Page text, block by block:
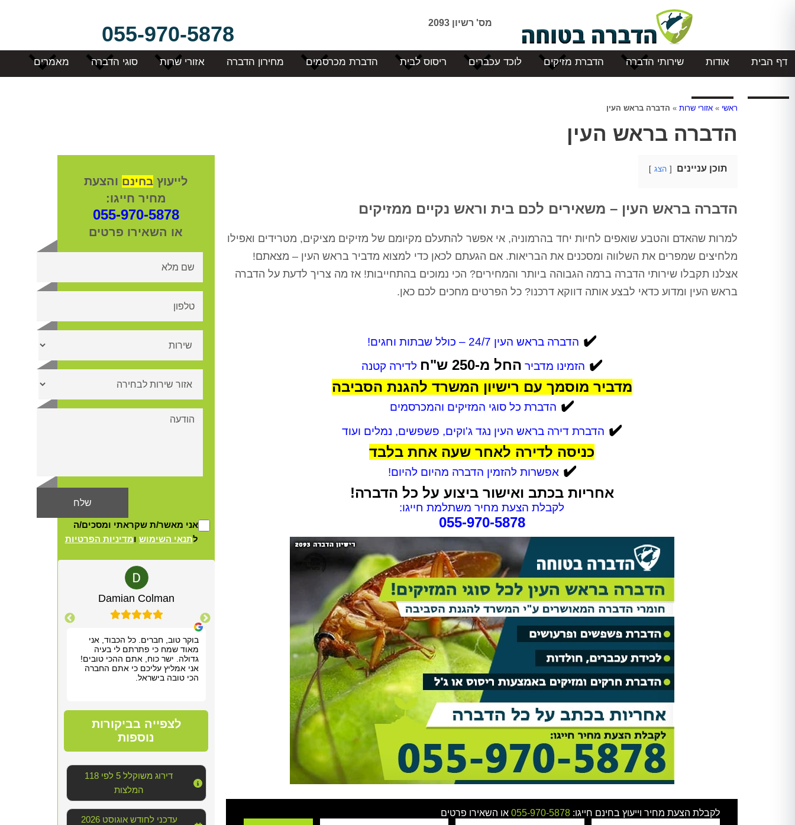
מס' רשיון 2093 055-970-5878
דף הבית אודות שירותי הדברה הדברת מזיקים לוכד עכברים ריסוס לבית הדברת מכרסמים מחירון הדברה אזורי שרות סוגי הדברה מאמרים
ראשי » אזורי שרות » הדברה בראש העין
הדברה בראש העין
תוכן עניינים הצג
הדברה בראש העין – משאירים לכם בית וראש נקיים ממזיקים
למרות שהאדם והטבע שואפים לחיות יחד בהרמוניה, אי אפשר להתעלם מקיומם של מזיקים מציקים, מטרידים ואפילו
מלחיצים שמפרים את השלווה ומסכנים את הבריאות. אם הגעתם לכאן כדי למצוא מדביר בראש העין – מצאתם!
אצלנו תקבלו שירותי הדברה ברמה הגבוהה ביותר והמחירים? הכי נמוכים בהתחייבות! אז מה צריך לדעת על הדברה
בראש העין ומדוע כדאי לבצע אותה דווקא דרכנו? כל הפרטים מחכים לכם כאן.
✔️ הדברה בראש העין 24/7 – כולל שבתות וחגים!
✔️ הזמינו מדביר החל מ-250 ש"ח לדירה קטנה
מדביר מוסמך עם רישיון המשרד להגנת הסביבה
✔️ הדברת כל סוגי המזיקים והמכרסמים
✔️ הדברת דירה בראש העין נגד ג'וקים, פשפשים, נמלים ועוד
כניסה לדירה לאחר שעה אחת בלבד
✔️ אפשרות להזמין הדברה מהיום להיום!
אחריות בכתב ואישור ביצוע על כל הדברה!
לקבלת הצעת מחיר משתלמת חייגו:
055-970-5878
לקבלת הצעת מחיר וייעוץ בחינם חייגו: 055-970-5878 או השאירו פרטים
לייעוץ בחינם והצעת
מחיר חייגו:
055-970-5878
או השאירו פרטים
אני מאשר/ת שקראתי ומסכים/ה
לתנאי השימוש ומדיניות הפרטיות
אריאל היה מקצועי מאוד מהשיחה
הראשונה. שלח לנו את אלדד ואחרי
להיכנס לחדר שהיה סגור בגלל שאי
אפשר היה לנשום בו. השירות היה
הצוות דאג לטפל לנו בבעיה בצורה
הכי טובה שאפשר. אלדד דאג לנקות
אחריו ולהשאיר שובל של ריח שרק
אתי מתתיהו
אחרי לחץ ובהלה פניתי להדברה
בטוחה וקיבלתי שירות מהיר, מקצועי
ואמין!
Liat Shavit Grievink
שירות וזמינות מצוינים. הגיע
במוצאי שבת ניגש מיד לעבודה
והצליח לתפוס את החולדה. הסביר
גם לגבי הדברה מונעת.
תודה על כל העזרה. התרשמנו מאוד
מנריה לויאני. הוא הגיע תוך שעה,
ביצע את העבודה מהר ונתן לנו
הסברים ברורים. כל הכבוד!
Damian Colman
בוקר טוב, חברים. כל הכבוד, אני
מאוד שמח כי פתרתם לי בעיה
גדולה. ישר כוח, אתם ההכי טובים!
אני אמליץ עליכם כי אתם החברה
הכי טובה בישראל.
לצפייה בביקורות
נוספות
דירוג משוקלל 5 לפי 118
המלצות
2026 עדכני לחודש אוגוסט